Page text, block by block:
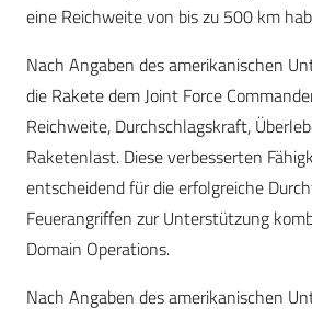
eine Reichweite von bis zu 500 km
Nach Angaben des amerikanischen
die Rakete dem Joint Force
Reichweite, Durchschlagskraft,
Raketenlast. Diese verbesserten
entscheidend für die erfolgreiche
Feuerangriffen zur Unterstützung
Domain Operations.
Nach Angaben des amerikanischen